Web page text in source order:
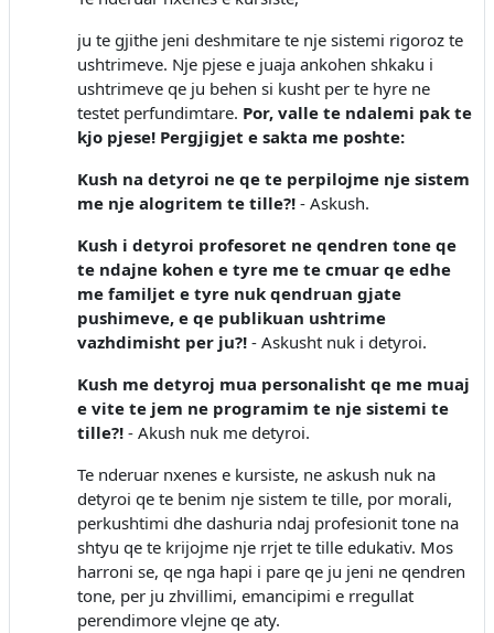
ju te gjithe jeni deshmitare te nje sistemi rigoroz te
ushtrimeve. Nje pjese e juaja ankohen shkaku i
ushtrimeve qe ju behen si kusht per te hyre ne
testet perfundimtare. Por, valle te ndalemi pak te
kjo pjese! Pergjigjet e sakta me poshte:
Kush na detyroi ne qe te perpilojme nje sistem
me nje alogritem te tille?! - Askush.
Kush i detyroi profesoret ne qendren tone qe
te ndajne kohen e tyre me te cmuar qe edhe
me familjet e tyre nuk qendruan gjate
pushimeve, e qe publikuan ushtrime
vazhdimisht per ju?! - Askusht nuk i detyroi.
Kush me detyroj mua personalisht qe me muaj
e vite te jem ne programim te nje sistemi te
tille?! - Akush nuk me detyroi.
Te nderuar nxenes e kursiste, ne askush nuk na
detyroi qe te benim nje sistem te tille, por morali,
perkushtimi dhe dashuria ndaj profesionit tone na
shtyu qe te krijojme nje rrjet te tille edukativ. Mos
harroni se, qe nga hapi i pare qe ju jeni ne qendren
tone, per ju zhvillimi, emancipimi e rregullat
perendimore vlejne qe aty.